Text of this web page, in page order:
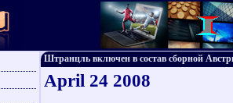
Штранцль включен в состав сборной
April 24 2008